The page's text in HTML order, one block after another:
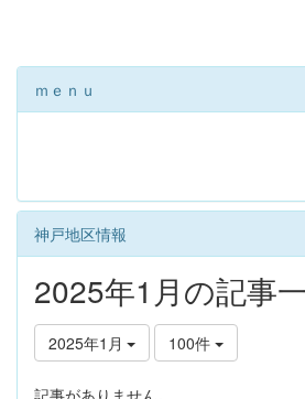
ｍｅｎｕ
神戸地区情報
2025年1月の記事
2025年1月 100件
記事がありません。